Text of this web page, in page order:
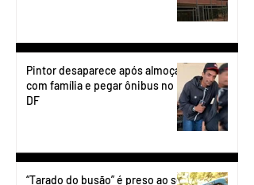
Pintor desaparece após almoçar
com família e pegar ônibus no
DF
“Tarado do busão” é preso ao se